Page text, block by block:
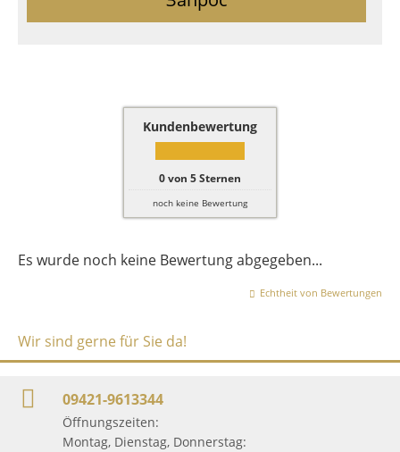
Kundenbewertung
0von 5Sternen
noch keine Bewertung
Es wurde noch keine Bewertung abgegeben...
Echtheit von Bewertungen
Wir sind gerne für Sie da!
09421-9613344
Öffnungszeiten:
Montag, Dienstag, Donnerstag: